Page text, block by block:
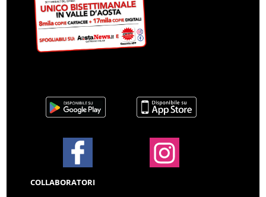
COLLABORATORI